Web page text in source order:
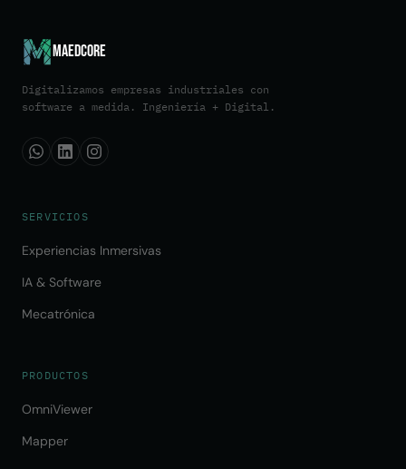
Maedcore
Digitalizamos empresas industriales con
software a medida. Ingeniería + Digital.
SERVICIOS
Experiencias Inmersivas
IA & Software
Mecatrónica
PRODUCTOS
OmniViewer
Mapper